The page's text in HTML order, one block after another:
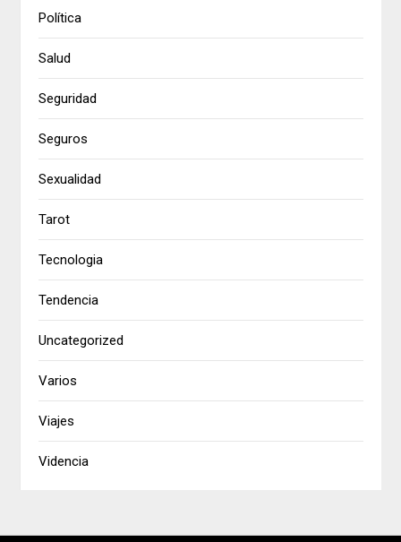
Política
Salud
Seguridad
Seguros
Sexualidad
Tarot
Tecnologia
Tendencia
Uncategorized
Varios
Viajes
Videncia